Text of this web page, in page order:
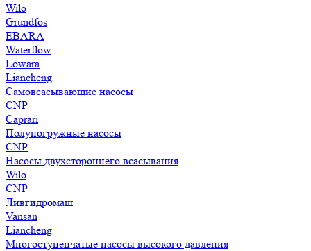
Wilo
Grundfos
EBARA
Waterflow
Lowara
Liancheng
Самовсасывающие насосы
CNP
Caprari
Полупогружные насосы
CNP
Насосы двухстороннего всасывания
Wilo
CNP
Ливгидромаш
Vansan
Liancheng
Многоступенчатые насосы высокого давления